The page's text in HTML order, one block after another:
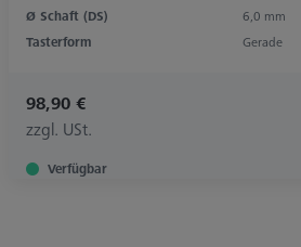
Ø Schaft (DS)
6,0 mm
Tasterform
Gerade
98,90 €
zzgl. USt.
Verfügbar